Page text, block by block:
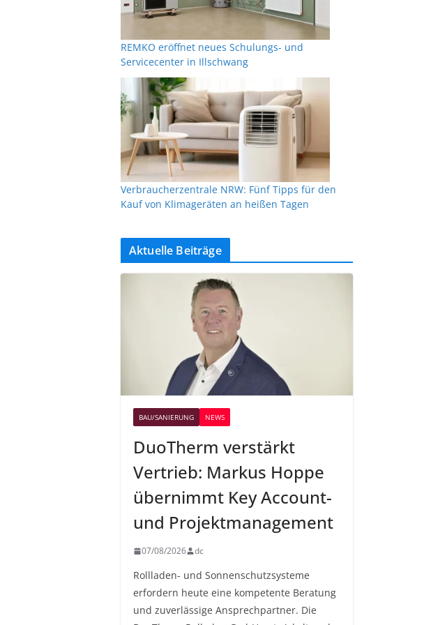
REMKO eröffnet neues Schulungs- und
Servicecenter in Illschwang
Verbraucherzentrale NRW: Fünf Tipps für den
Kauf von Klimageräten an heißen Tagen
Aktuelle Beiträge
BAU/SANIERUNG NEWS
DuoTherm verstärkt
Vertrieb: Markus Hoppe
übernimmt Key Account-
und Projektmanagement
07/08/2026 dc
Rollladen- und Sonnenschutzsysteme
erfordern heute eine kompetente Beratung
und zuverlässige Ansprechpartner. Die